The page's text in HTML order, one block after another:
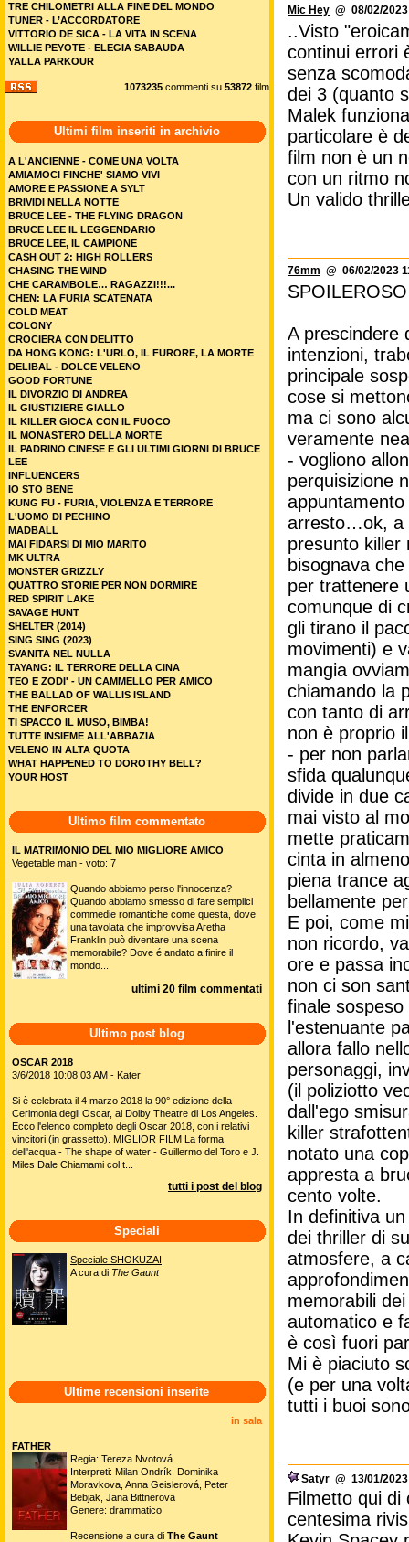
Mic Hey @ 08/02/
..Visto
continui errori
senza
dei 3 (quanto
Malek
particolare è
film non è un
con un ritmo
Un valido
76mm @ 06/02/2023
SPOILEROSO
A prescindere
intenzioni,
principale
cose si
ma ci sono
veramente
- vogliono
perquisizione
arresto…ok, a
presunto killer
bisognava
per trattenere
comunque di
gli tirano il
movimenti) e
mangia
chiamando la
con tanto di
non è proprio
- per non
sfida
divide in due
mai visto al
mette
cinta in
piena trance
bellamente
E poi, come
non ricordo,
ore e passa
non ci son
finale
l'estenuante
allora fallo
personaggi,
(il poliziotto
dall'ego
killer
notato una
appresta a
cento volte.
In definitiva
dei thriller di
atmosfere, a
memorabili
automatico e
è così fuori
Mi è piaciuto
(e per una
tutti i buoi
Satyr @ 13/01/
Filmetto qui di
centesima
TRE CHILOMETRI ALLA FINE DEL MONDO
TUNER - L’ACCORDATORE
VITTORIO DE SICA - LA VITA IN SCENA
WILLIE PEYOTE - ELEGIA SABAUDA
YALLA PARKOUR
1073235 commenti su 53872 film
Ultimi film inseriti in archivio
A L'ANCIENNE - COME UNA VOLTA
AMIAMOCI FINCHE' SIAMO VIVI
AMORE E PASSIONE A SYLT
BRIVIDI NELLA NOTTE
BRUCE LEE - THE FLYING DRAGON
BRUCE LEE IL LEGGENDARIO
BRUCE LEE, IL CAMPIONE
CASH OUT 2: HIGH ROLLERS
CHASING THE WIND
CHE CARAMBOLE… RAGAZZI!!!...
CHEN: LA FURIA SCATENATA
COLD MEAT
COLONY
CROCIERA CON DELITTO
DA HONG KONG: L'URLO, IL FURORE, LA MORTE
DELIBAL - DOLCE VELENO
GOOD FORTUNE
IL DIVORZIO DI ANDREA
IL GIUSTIZIERE GIALLO
IL KILLER GIOCA CON IL FUOCO
IL MONASTERO DELLA MORTE
IL PADRINO CINESE E GLI ULTIMI GIORNI DI BRUCE
LEE
INFLUENCERS
IO STO BENE
KUNG FU - FURIA, VIOLENZA E TERRORE
L'UOMO DI PECHINO
MADBALL
MAI FIDARSI DI MIO MARITO
MK ULTRA
MONSTER GRIZZLY
QUATTRO STORIE PER NON DORMIRE
RED SPIRIT LAKE
SAVAGE HUNT
SHELTER (2014)
SING SING (2023)
SVANITA NEL NULLA
TAYANG: IL TERRORE DELLA CINA
TEO E ZODI' - UN CAMMELLO PER AMICO
THE BALLAD OF WALLIS ISLAND
THE ENFORCER
TI SPACCO IL MUSO, BIMBA!
TUTTE INSIEME ALL'ABBAZIA
VELENO IN ALTA QUOTA
WHAT HAPPENED TO DOROTHY BELL?
YOUR HOST
Ultimo film commentato
IL MATRIMONIO DEL MIO MIGLIORE AMICO
Vegetable man - voto: 7
Quando abbiamo perso l'innocenza?
Quando abbiamo smesso di fare semplici
commedie romantiche come questa, dove
una tavolata che improvvisa Aretha
Franklin può diventare una scena
memorabile? Dove é andato a finire il
mondo...
ultimi 20 film commentati
Ultimo post blog
OSCAR 2018
3/6/2018 10:08:03 AM - Kater
Si è celebrata il 4 marzo 2018 la 90° edizione della
Cerimonia degli Oscar, al Dolby Theatre di Los Angeles.
Ecco l'elenco completo degli Oscar 2018, con i relativi
vincitori (in grassetto). MIGLIOR FILM La forma
dell'acqua - The shape of water - Guillermo del Toro e J.
Miles Dale Chiamami col t...
tutti i post del blog
Speciali
Speciale SHOKUZAI
A cura di The Gaunt
Ultime recensioni inserite
in sala
FATHER
Regia: Tereza Nvotová
Interpreti: Milan Ondrík, Dominika
Moravkova, Anna Geislerová, Peter
Bebjak, Jana Bittnerova
Genere: drammatico
Recensione a cura di The Gaunt